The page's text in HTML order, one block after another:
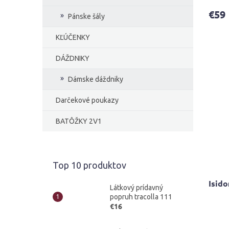
Pánske šály
KĽÚČENKY
DÁŽDNIKY
Dámske dáždniky
Darčekové poukazy
BATÔŽKY 2V1
Top 10 produktov
Látkový prídavný
popruh tracolla 111
€16
je
€59